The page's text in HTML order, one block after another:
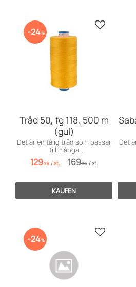
Tråd 50, fg 118, 500 m
(gul)
Det är en tålig tråd som passar
till många
användningsområden inom
möbelsömnad men även för
129KR /st. 169KR /st.
24% Zu
KAUFEN
Det
till
24% Zu